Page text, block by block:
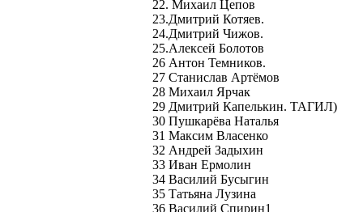
22. Михаил Цепов
23.Дмитрий Котяев.
24.Дмитрий Чижов.
25.Алексей Болотов
26 Антон Темников.
27 Станислав Артёмов
28 Михаил Ярчак
29 Дмитрий Капелькин. ТАГИЛ)
30 Пушкарёва Наталья
31 Максим Власенко
32 Андрей Задыхин
33 Иван Ермолин
34 Василий Бусыгин
35 Татьяна Лузина
36 Василий Спирин1